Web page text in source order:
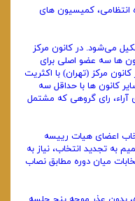
انتظامی، کمیسیون ‌های
می‌شود. در کانون مرکز
‌ها سه عضو اصلی برای
مرکز (تهران) با اکثریت
کانون ‌ها با حداقل سه
رای گروهی که مشتمل
اعضای هیات ‌رییسه
به تجدید انتخاب، نیاز به
میان ‌دوره مطابق نصاب